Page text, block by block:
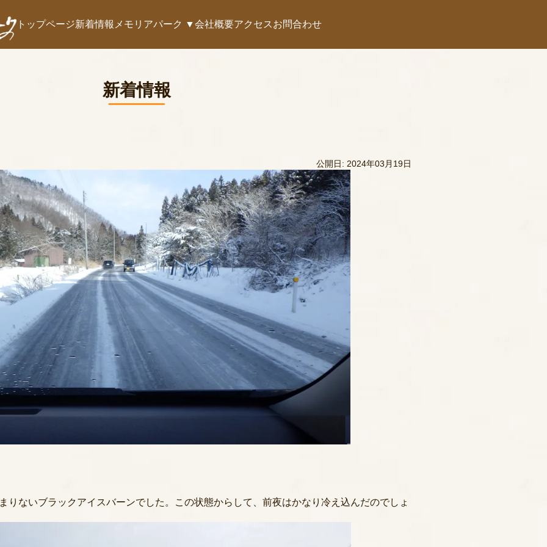
トップページ新着情報 メモリアパーク ▼会社概要アクセスお問合わせ
新着情報
公開日: 2024年03月19日
りないブラックアイスバーンでした。この状態からして、前夜はかなり冷え込んだのでしょ